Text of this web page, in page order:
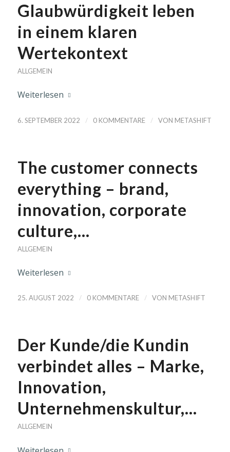
Glaubwürdigkeit leben
in einem klaren
Wertekontext
ALLGEMEIN
Weiterlesen
6. SEPTEMBER 2022 / 0 KOMMENTARE / VON METASHIFT
The customer connects
everything – brand,
innovation, corporate
culture,…
ALLGEMEIN
Weiterlesen
25. AUGUST 2022 / 0 KOMMENTARE / VON METASHIFT
Der Kunde/die Kundin
verbindet alles – Marke,
Innovation,
Unternehmenskultur,…
ALLGEMEIN